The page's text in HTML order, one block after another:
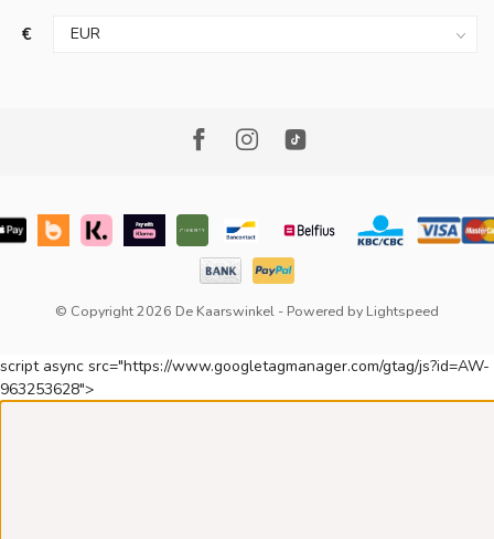
€
© Copyright 2026 De Kaarswinkel - Powered by Lightspeed
script async src="https://www.googletagmanager.com/gtag/js?id=AW-
963253628">